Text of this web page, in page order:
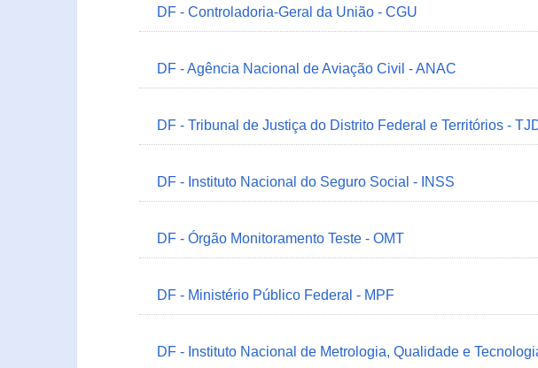
DF - Controladoria-Geral da União - CGU
DF - Agência Nacional de Aviação Civil - ANAC
DF - Tribunal de Justiça do Distrito Federal e Territórios -
DF - Instituto Nacional do Seguro Social - INSS
DF - Órgão Monitoramento Teste - OMT
DF - Ministério Público Federal - MPF
DF - Instituto Nacional de Metrologia, Qualidade e